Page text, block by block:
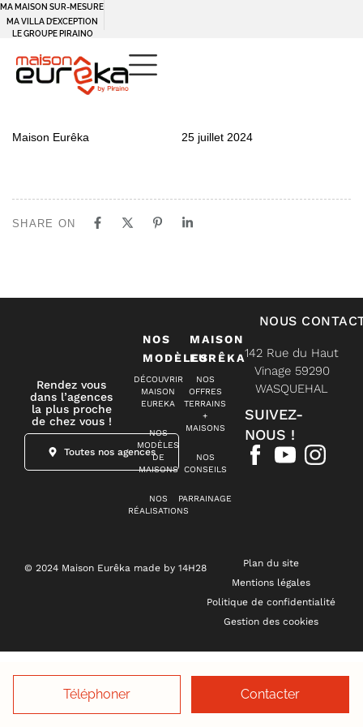
Téléphoner Contacter
MA MAISON SUR-MESURE
MA VILLA D’EXCEPTION
LE GROUPE PIRAINO
IN:
Maison Eurêka
on:
25 juillet 2024
SHARE ON
Rendez vous
dans l’agences
la plus proche
de chez vous !
Toutes nos agences
NOS
MODÈLES
DÉCOUVRIR
MAISON
EUREKA
NOS
MODÈLES
DE
MAISONS
NOS
RÉALISATIONS
MAISON
EURÊKA
NOS
OFFRES
TERRAINS
+
MAISONS
NOS
CONSEILS
PARRAINAGE
NOUS
142 Rue du Haut
Vinage 59290
WASQUEHAL
SUIVEZ-
NOUS !
© 2024 Maison Eurêka made by 14H28
Plan du site
Mentions légales
Politique de confidentialité
Gestion des cookies